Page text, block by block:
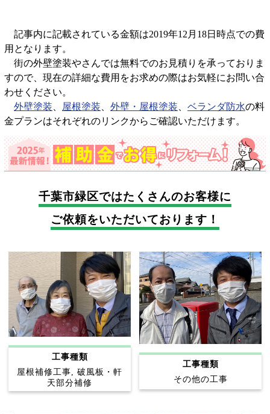
記事内に記載されている金額は2019年12月18日時点での費
用となります。
街の外壁塗装やさんでは無料でのお見積りを承っておりま
すので、現在の詳細な費用をお求めの際はお気軽にお問い合
わせください。
外壁塗装
屋根塗装 外壁・屋根塗装 ベランダ防水の料
金プランはそれぞれのリンクからご確認いただけます。
千葉市緑区ではたくさんのお客様に
ご依頼をいただいております！
工事種類
屋根補修工事, 破風板・軒
天部分補修
工事種類
その他の工事